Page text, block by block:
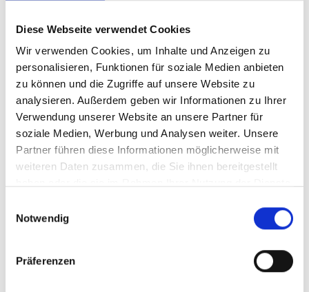
Diese Webseite verwendet Cookies
Wir verwenden Cookies, um Inhalte und Anzeigen zu
personalisieren, Funktionen für soziale Medien anbieten
zu können und die Zugriffe auf unsere Website zu
analysieren. Außerdem geben wir Informationen zu Ihrer
Verwendung unserer Website an unsere Partner für
soziale Medien, Werbung und Analysen weiter. Unsere
Partner führen diese Informationen möglicherweise mit
weiteren Daten zusammen, die Sie ihnen bereitgestellt
Notwendig
Präferenzen
IN DEN WARENKORB
Produktdetails